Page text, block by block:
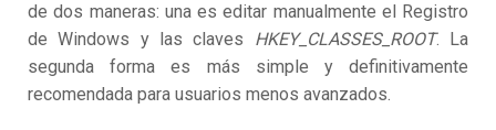
de dos maneras: una es editar manualmente el Registro
de Windows y las claves HKEY_CLASSES_ROOT. La
segunda forma es más simple y definitivamente
recomendada para usuarios menos avanzados.